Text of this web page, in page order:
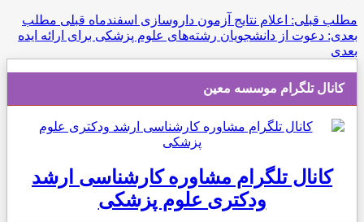
مطلب قبلی: اعلام نتایج آزمون داروسازی اسفندماه قبلی مطلب
بعدی: دعوت از دانشجویان رشته‌های علوم پزشکی برای ارائه ایده
بعدی
کانال تلگرام موسسه معین
کانال تلگرام مشاوره کارشناسی ارشد
ودکتری علوم پزشکی